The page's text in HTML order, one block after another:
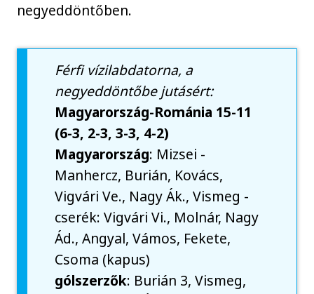
negyeddöntőben.
Férfi vízilabdatorna, a
negyeddöntőbe jutásért:
Magyarország-Románia 15-11
(6-3, 2-3, 3-3, 4-2)
Magyarország: Mizsei -
Manhercz, Burián, Kovács,
Vigvári Ve., Nagy Ák., Vismeg -
cserék: Vigvári Vi., Molnár, Nagy
Ád., Angyal, Vámos, Fekete,
Csoma (kapus)
gólszerzők: Burián 3, Vismeg,